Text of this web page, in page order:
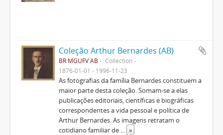
Coleção Arthur Bernardes (AB)
BR MGUFV AB
Collection
1876-01-01 - 1996-11-23
As fotografias da família Bernardes constituem a
maior parte desta coleção. Somam-se a elas
publicações editoriais, científicas e biográficas
correspondentes a vida pessoal e política de
Arthur Bernardes. As imagens retratam o
cotidiano familiar de
»